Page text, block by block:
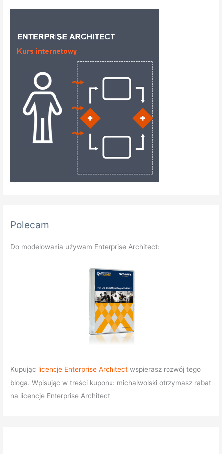
Polecam
Do modelowania używam Enterprise Architect:
Kupując licencje Enterprise Architect wspierasz rozwój tego
bloga. Wpisując w treści kuponu: michalwolski otrzymasz rabat
na licencje Enterprise Architect.